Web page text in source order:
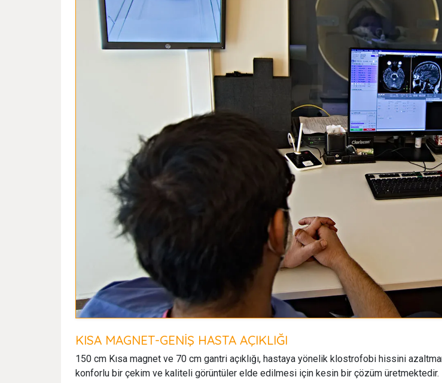
KISA MAGNET-GENİŞ HASTA AÇIKLIĞI
150 cm Kısa magnet ve 70 cm gantri açıklığı, hastaya yönelik klostrofobi hissini
konforlu bir çekim ve kaliteli görüntüler elde edilmesi için kesin bir çözüm üretmektedir.